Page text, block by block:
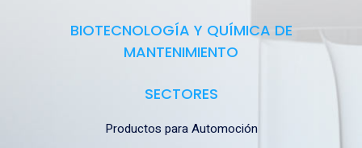
BIOTECNOLOGÍA Y QUÍMICA DE
MANTENIMIENTO
SECTORES
Productos para Automoción